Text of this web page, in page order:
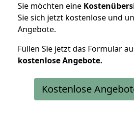
Sie möchten eine
Sie sich jetzt kostenlose und
Angebote.
Füllen Sie jetzt das Formular
kostenloseAngebote.
Kostenlose